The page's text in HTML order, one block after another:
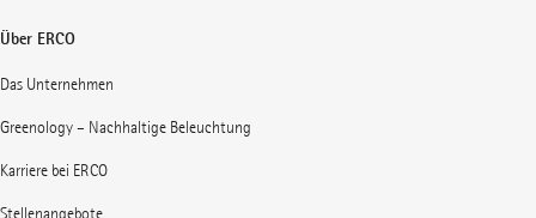
Über ERCO
Das Unternehmen
Greenology – Nachhaltige Beleuchtung
Karriere bei ERCO
Stellenangebote